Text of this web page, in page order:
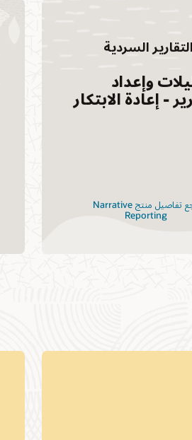
السردية
وإعداد
- إعادة الابتكار
راجع تفاصيل منتج Narrative
Reporting